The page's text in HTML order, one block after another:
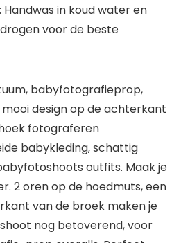
in koud water en
voor de beste
babyfotografieprop,
design op de achterkant
fotograferen
babykleding, schattig
outfits. Maak je
2 oren op de hoedmuts, een
van de broek maken je
nog betoverend, voor